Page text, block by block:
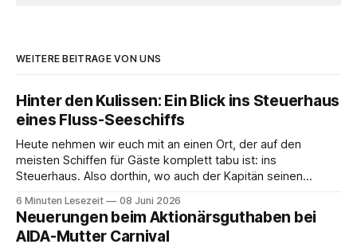
WEITERE BEITRÄGE VON UNS
Hinter den Kulissen: Ein Blick ins Steuerhaus
eines Fluss-Seeschiffs
Heute nehmen wir euch mit an einen Ort, der auf den
meisten Schiffen für Gäste komplett tabu ist: ins
Steuerhaus. Also dorthin, wo auch der Kapitän seinen
Saxonia ging es zur Mittagszeit von Mainz Richtung Koblenz
– und wir durften für ein
6 Minuten Lesezeit 08 Juni 2026
Neuerungen beim Aktionärsguthaben bei
AIDA-Mutter Carnival